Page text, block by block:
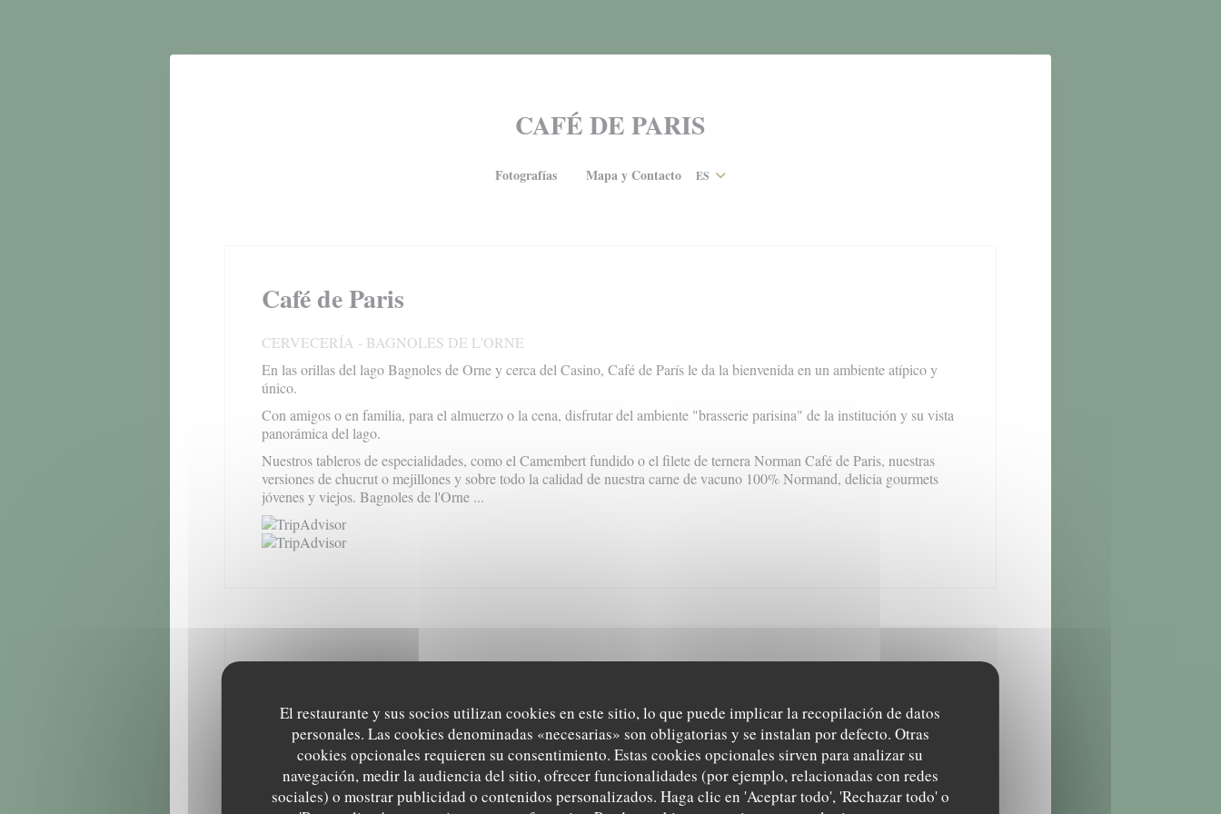
El restaurante y sus socios utilizan cookies en este sitio, lo que puede implicar la recopilación de datos
personales. Las cookies denominadas «necesarias» son obligatorias y se instalan por defecto. Otras
cookies opcionales requieren su consentimiento. Estas cookies opcionales sirven para analizar su
navegación, medir la audiencia del sitio, ofrecer funcionalidades (por ejemplo, relacionadas con redes
sociales) o mostrar publicidad o contenidos personalizados. Haga clic en 'Aceptar todo', 'Rechazar todo' o
CAFÉ DE PARIS
Fotografías ((abre en una nueva ventana))
Mapa y Contacto ES
Café de Paris
CERVECERÍA - BAGNOLES DE L'ORNE
En las orillas del lago Bagnoles de Orne y cerca del Casino, Café de París le da la bienvenida en un ambiente atípico y
único.
Con amigos o en familia, para el almuerzo o la cena, disfrutar del ambiente "brasserie parisina" de la institución y su vista
panorámica del lago.
Nuestros tableros de especialidades, como el Camembert fundido o el filete de ternera Norman Café de Paris, nuestras
versiones de chucrut o mejillones y sobre todo la calidad de nuestra carne de vacuno 100% Normand, delicia gourmets
jóvenes y viejos. Bagnoles de l'Orne ...
Cocina
Francesa Tradicional, Cervecería
Tipo de negocio
Cervecería
Lunes 10:00 - 21:30
Mar-Mie Cerrado